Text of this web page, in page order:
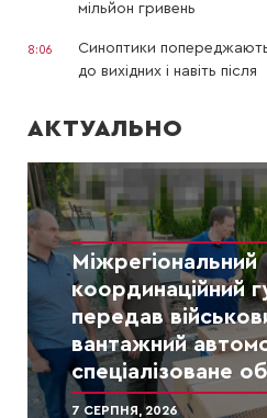
мільйон гривень
8:06
Синоптики попереджають
до вихідних і навіть після
АКТУАЛЬНО
Міжрегіональний
координаційний
передав
вантажний
спеціалізоване
7 СЕРПНЯ, 2026